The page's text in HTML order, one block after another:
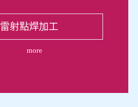
雷射點焊加工
more